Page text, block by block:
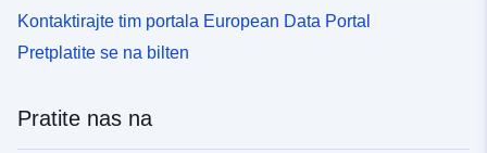
Kontaktirajte tim portala European Data Portal
Pretplatite se na bilten
Pratite nas na